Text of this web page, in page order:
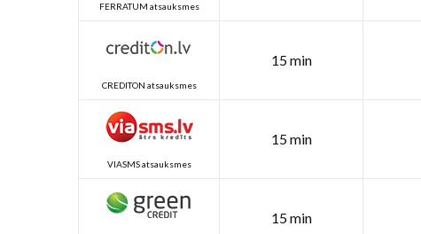
FERRATUM atsauksmes
CREDITON atsauksmes
15 min
VIASMS atsauksmes
15 min
15 min